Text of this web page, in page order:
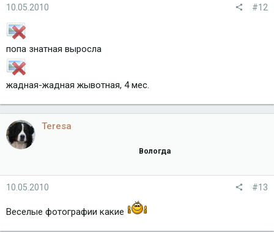
10.05.2010 #12
попа знатная выросла
жадная-жадная жывотная, 4 мес.
Teresa
Вологда
10.05.2010 #13
Веселые фотографии какие